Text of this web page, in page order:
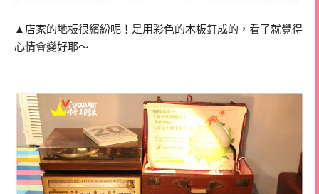
▲店家的地板很繽紛呢！是用彩色的木板釘成的，看了就覺得
心情會變好耶～